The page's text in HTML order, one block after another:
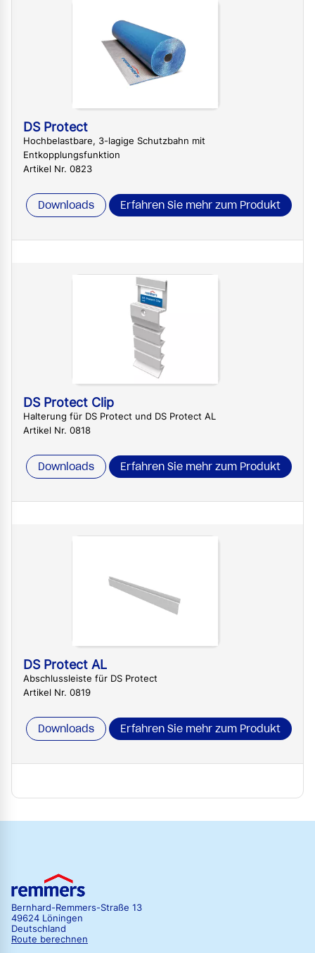
DS Protect
Hochbelastbare, 3-lagige Schutzbahn mit
Entkopplungsfunktion
Artikel Nr. 0823
Downloads Erfahren Sie mehr zum Produkt
DS Protect Clip
Halterung für DS Protect und DS Protect AL
Artikel Nr. 0818
Downloads Erfahren Sie mehr zum Produkt
DS Protect AL
Abschlussleiste für DS Protect
Artikel Nr. 0819
Downloads Erfahren Sie mehr zum Produkt
Bernhard-Remmers-Straße 13
49624 Löningen
Deutschland
Route berechnen